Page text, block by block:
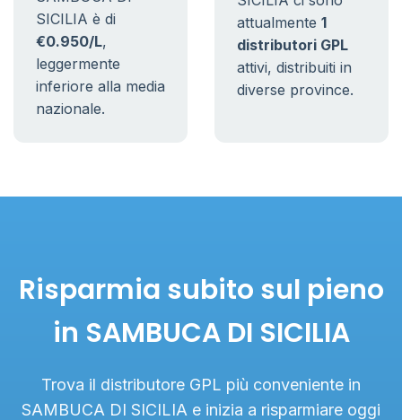
SICILIA è di
€0.950/L,
leggermente
inferiore alla media
nazionale.
attualmente 1
distributori GPL
attivi, distribuiti in
diverse province.
Risparmia subito sul pieno
in SAMBUCA DI SICILIA
Trova il distributore GPL più conveniente in
SAMBUCA DI SICILIA e inizia a risparmiare oggi